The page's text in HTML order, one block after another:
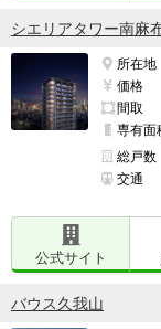
シエリアタワー南麻
所在地
価格
間取
専有面
総戸数
交通
公式サイト
バウス久我山